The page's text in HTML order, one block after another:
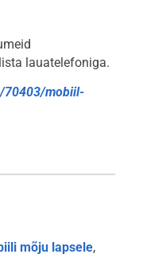
lauatelefoniga.
70403/mobiil-
mõju lapsele,